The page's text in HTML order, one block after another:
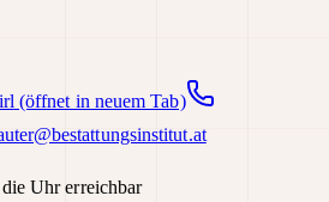
(öffnet in neuem Tab)
Uhr erreichbar